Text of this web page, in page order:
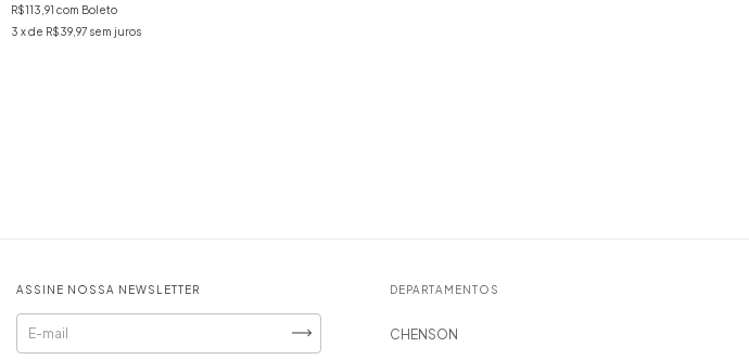
R$113,91 com Boleto
3 x de R$39,97 sem juros
ASSINE NOSSA NEWSLETTER DEPARTAMENTOS
CHENSON